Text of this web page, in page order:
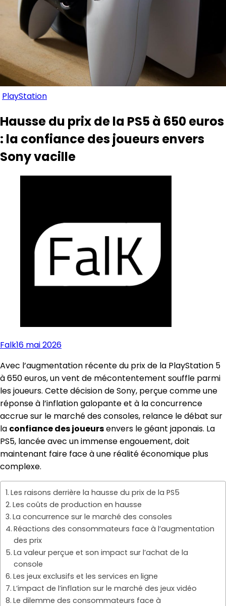
PlayStation
Hausse du prix de la PS5 à 650 euros
: la confiance des joueurs envers
Sony vacille
Falk16 mai 2026
Avec l’augmentation récente du prix de la PlayStation 5
à 650 euros, un vent de mécontentement souffle parmi
les joueurs. Cette décision de Sony, perçue comme une
réponse à l’inflation galopante et à la concurrence
accrue sur le marché des consoles, relance le débat sur
la confiance des joueursenvers le géant japonais. La
PS5, lancée avec un immense engouement, doit
maintenant faire face à une réalité économique plus
complexe.
Les raisons derrière la hausse du prix de la PS5
Les coûts de production en hausse
La concurrence sur le marché des consoles
Réactions des consommateurs face à l’augmentation
des prix
La valeur perçue et son impact sur l’achat de la
console
Les jeux exclusifs et les services en ligne
L’impact de l’inflation sur le marché des jeux vidéo
Le dilemme des consommateurs face à